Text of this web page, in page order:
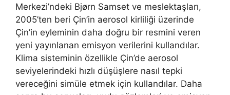
Merkezi’ndeki Bjørn Samset ve meslektaşları,
2005’ten beri Çin’in aerosol kirliliği üzerinde
Çin’in eyleminin daha doğru bir resmini veren
yeni yayınlanan emisyon verilerini kullandılar.
Klima sisteminin özellikle Çin’de aerosol
seviyelerindeki hızlı düşüşlere nasıl tepki
vereceğini simüle etmek için kullandılar. Daha